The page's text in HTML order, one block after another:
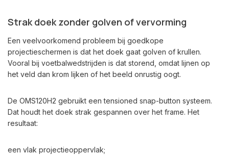
Strak doek zonder golven of vervorming
Een veelvoorkomend probleem bij goedkope
projectieschermen is dat het doek gaat golven of krullen.
Vooral bij voetbalwedstrijden is dat storend, omdat lijnen op
het veld dan krom lijken of het beeld onrustig oogt.
De OMS120H2 gebruikt een tensioned snap-button systeem.
Dat houdt het doek strak gespannen over het frame. Het
resultaat:
een vlak projectieoppervlak;